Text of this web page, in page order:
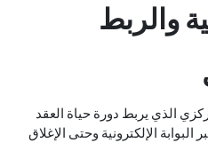
والربط
الذي يربط دورة حياة العقد
الإلكترونية وحتى الإغلاق